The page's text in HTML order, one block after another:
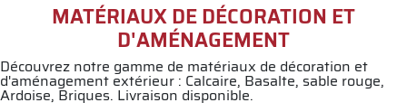
MATÉRIAUX DE DÉCORATION ET
D'AMÉNAGEMENT
Découvrez notre gamme de matériaux de décoration et
d'aménagement extérieur : Calcaire, Basalte, sable rouge,
Ardoise, Briques. Livraison disponible.